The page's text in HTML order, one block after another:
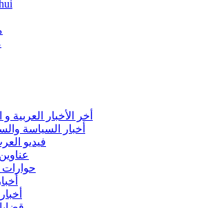
أخر الأخبار العربية و
أخبار السياسة
فيديو
عناوين
حوارات